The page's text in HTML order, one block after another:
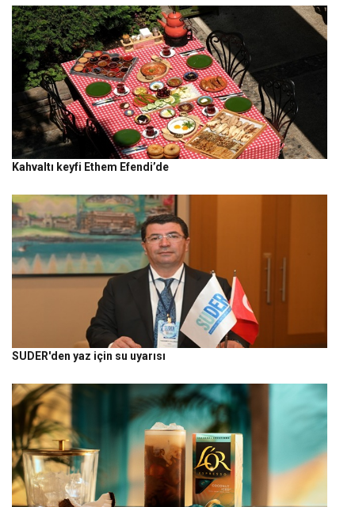
Kahvaltı keyfi Ethem Efendi’de
SUDER'den yaz için su uyarısı